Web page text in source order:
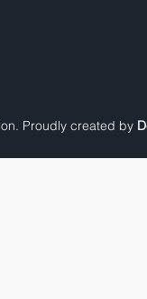
Proudly created by